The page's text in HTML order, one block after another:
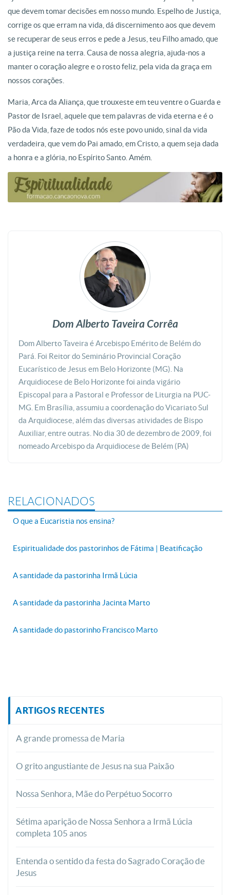
que devem tomar decisões em nosso mundo. Espelho de Justiça,
corrige os que erram na vida, dá discernimento aos que devem
se recuperar de seus erros e pede a Jesus, teu Filho amado, que
a justiça reine na terra. Causa de nossa alegria, ajuda-nos a
manter o coração alegre e o rosto feliz, pela vida da graça em
nossos corações.
Maria, Arca da Aliança, que trouxeste em teu ventre o Guarda e
Pastor de Israel, aquele que tem palavras de vida eterna e é o
Pão da Vida, faze de todos nós este povo unido, sinal da vida
verdadeira, que vem do Pai amado, em Cristo, a quem seja dada
a honra e a glória, no Espírito Santo. Amém.
Dom Alberto Taveira Corrêa
Dom Alberto Taveira é Arcebispo Emérito de Belém do
Pará. Foi Reitor do Seminário Provincial Coração
Eucarístico de Jesus em Belo Horizonte (MG). Na
Arquidiocese de Belo Horizonte foi ainda vigário
Episcopal para a Pastoral e Professor de Liturgia na PUC-
MG. Em Brasília, assumiu a coordenação do Vicariato Sul
da Arquidiocese, além das diversas atividades de Bispo
Auxiliar, entre outras. No dia 30 de dezembro de 2009, foi
nomeado Arcebispo da Arquidiocese de Belém (PA)
RELACIONADOS
O que a Eucaristia nos ensina?
Espiritualidade dos pastorinhos de Fátima | Beatificação
A santidade da pastorinha Irmã Lúcia
A santidade da pastorinha Jacinta Marto
A santidade do pastorinho Francisco Marto
ARTIGOS RECENTES
A grande promessa de Maria
O grito angustiante de Jesus na sua Paixão
Nossa Senhora, Mãe do Perpétuo Socorro
Sétima aparição de Nossa Senhora a Irmã Lúcia
completa 105 anos
Entenda o sentido da festa do Sagrado Coração de
Jesus